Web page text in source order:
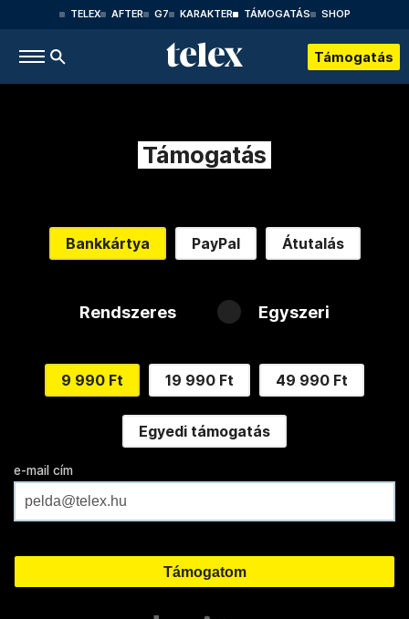
TELEX AFTER G7 KARAKTER TÁMOGATÁS SHOP
Támogatás
Támogatás
Bankkártya PayPal Átutalás
Rendszeres Egyszeri
9 990 Ft 19 990 Ft 49 990 Ft
Egyedi támogatás
e-mail cím